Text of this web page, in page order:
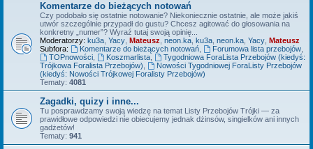
Komentarze do bieżących notowań
Czy podobało się ostatnie notowanie? Niekoniecznie ostatnie, ale może jakiś
utwór szczególnie przypadł do gustu? Chcesz agitować do głosowania na
konkretny „numer”? Wyraź tutaj swoją opinię...
Moderatorzy: ku3a Yacy Mateusz neon.ka ku3a neon.ka Yacy Mateusz
Subfora:
Komentarze do bieżących notowań, Forumowa lista przebojów,
TOPnowości, Koszmarlista,
Tygodniowa ForaLista Przebojów (kiedyś:
Trójkowa Foralista Przebojów)
Nowości Tygodniowej ForaListy Przebojów
(kiedyś: Nowości Trójkowej Foralisty Przebojów)
Tematy: 4081
Zagadki, quizy i inne...
Tu posprawdzamy swoją wiedzę na temat Listy Przebojów Trójki — za
prawidłowe odpowiedzi nie obiecujemy jednak dżinsów, singielków ani innych
gadżetów!
Tematy: 941